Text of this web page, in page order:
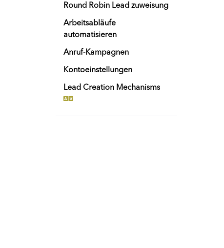
Round Robin Lead zuweisung
Arbeitsabläufe
automatisieren
Anruf-Kampagnen
Kontoeinstellungen
Lead Creation Mechanisms